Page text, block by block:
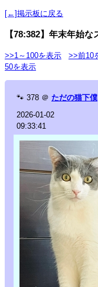
[←]掲示板に戻る
【78:382】年末年始な
>>1～100を表示 >>前10
50を表示
🐾 378 ＠ ただの猫下僕
2026-01-02
09:33:41